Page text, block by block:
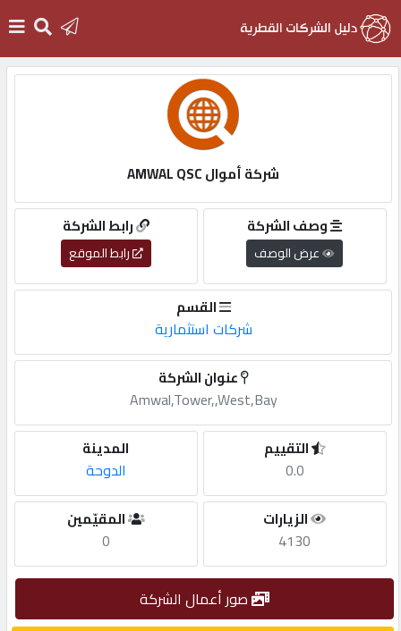
التسجيل
English
أضف
مطلوب
طلب
الاحصائيات
شركة أموال AMWAL QSC
رابط الشركة
رابط الموقع
وصف الشركة
عرض الوصف
القسم
شركات استثمارية
عنوان الشركة
Amwal,Tower,,West,Bay
المدينة
الدوحة
التقييم
0.0
المقيّمين
0
الزيارات
4130
صور أعمال الشركة